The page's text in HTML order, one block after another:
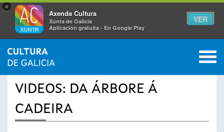
×
Axenda Cultura
Xunta de Galicia
Aplicación gratuíta - En Google Play
VER
Vostede
aquí
INICIO › ACTUALIDADE 0
VIDEOS: DA ÁRBORE Á
CADEIRA